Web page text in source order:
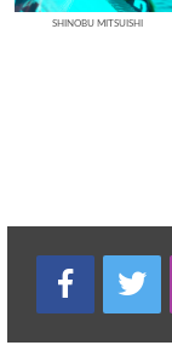
SHINOBU MITSUISHI